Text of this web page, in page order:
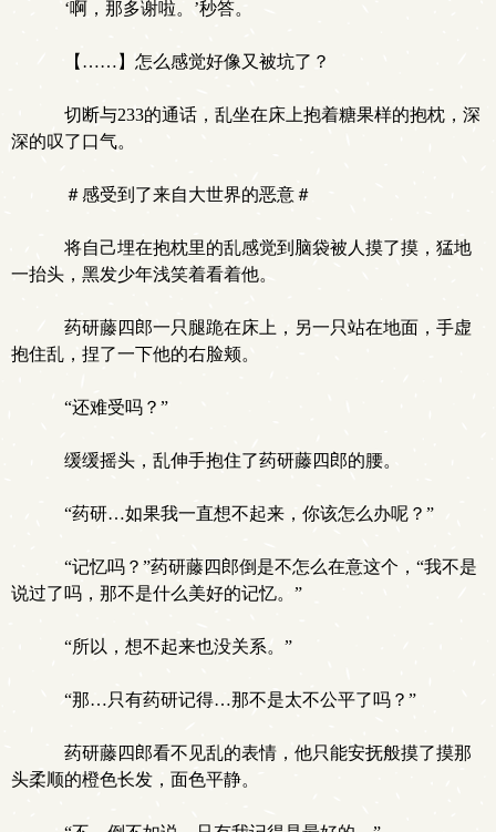
‘啊，那多谢啦。’秒答。
【……】怎么感觉好像又被坑了？
切断与233的通话，乱坐在床上抱着糖果样的抱枕，深
深的叹了口气。
＃感受到了来自大世界的恶意＃
将自己埋在抱枕里的乱感觉到脑袋被人摸了摸，猛地
一抬头，黑发少年浅笑着看着他。
药研藤四郎一只腿跪在床上，另一只站在地面，手虚
抱住乱，捏了一下他的右脸颊。
“还难受吗？”
缓缓摇头，乱伸手抱住了药研藤四郎的腰。
“药研…如果我一直想不起来，你该怎么办呢？”
“记忆吗？”药研藤四郎倒是不怎么在意这个，“我不是
说过了吗，那不是什么美好的记忆。”
“所以，想不起来也没关系。”
“那…只有药研记得…那不是太不公平了吗？”
药研藤四郎看不见乱的表情，他只能安抚般摸了摸那
头柔顺的橙色长发，面色平静。